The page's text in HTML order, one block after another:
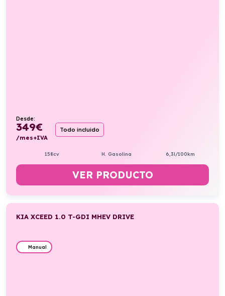
Desde:
349€
/mes+IVA
Todo incluido
158cv H. Gasolina 6,3l/100km
VER PRODUCTO
KIA XCEED 1.0 T-GDI MHEV DRIVE
Manual